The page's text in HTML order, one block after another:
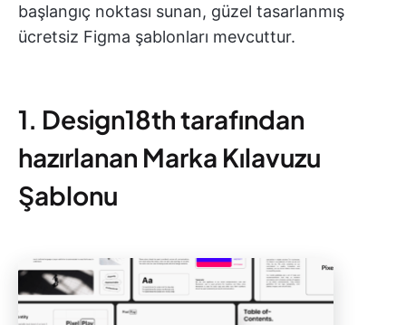
başlangıç noktası sunan, güzel tasarlanmış
ücretsiz Figma şablonları mevcuttur.
1. Design18th tarafından
hazırlanan Marka Kılavuzu
Şablonu